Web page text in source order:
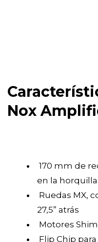
Nox
170 mm de
en la horquilla
Ruedas MX,
27,5” atrás
Motores
Flip Chip